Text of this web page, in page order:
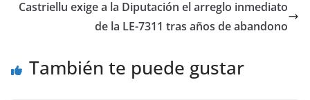
Castriellu exige a la Diputación el arreglo inmediato
de la LE-7311 tras años de abandono
También te puede gustar